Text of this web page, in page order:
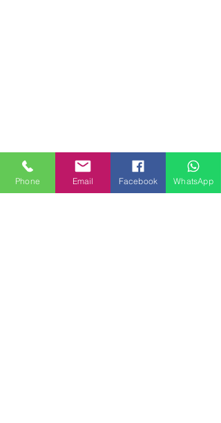
MILANHOUSES
Phone Email Facebook WhatsApp